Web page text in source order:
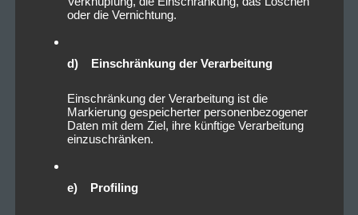
oder die Vernichtung.
d) Einschränkung der Verarbeitung
Einschränkung der Verarbeitung ist die
Markierung gespeicherter personenbezogener
Daten mit dem Ziel, ihre künftige Verarbeitung
einzuschränken.
e) Profiling